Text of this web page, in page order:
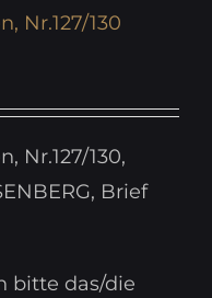
Nr.127/130
Nr.127/130,
Brief
bitte das/die